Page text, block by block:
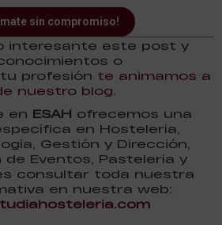
sin compromiso!
interesante este post y
o
profesión te animamos a
nuestro blog.
en ESAH ofrecemos una
en Hostelería,
Gestión y Dirección,
de Eventos, Pastelería y
consultar toda nuestra
en nuestra web: